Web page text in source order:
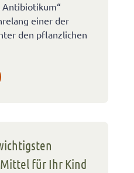
Antibiotikum“
einer der
den pflanzlichen
für Ihr Kind